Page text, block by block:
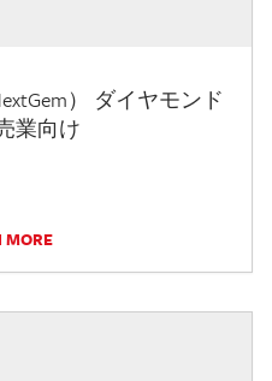
） ダイヤモンド
業向け
MORE